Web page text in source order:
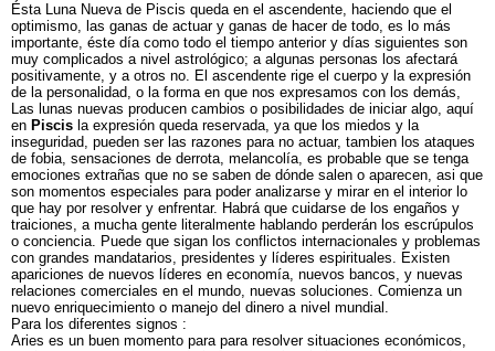
Ésta Luna Nueva de Piscis queda en el ascendente, haciendo que el
optimismo, las ganas de actuar y ganas de hacer de todo, es lo más
importante, éste día como todo el tiempo anterior y días siguientes son
muy complicados a nivel astrológico; a algunas personas los afectará
positivamente, y a otros no. El ascendente rige el cuerpo y la expresión
de la personalidad, o la forma en que nos expresamos con los demás,
Las lunas nuevas producen cambios o posibilidades de iniciar algo, aquí
en Piscis la expresión queda reservada, ya que los miedos y la
inseguridad, pueden ser las razones para no actuar, tambien los ataques
de fobia, sensaciones de derrota, melancolía, es probable que se tenga
emociones extrañas que no se saben de dónde salen o aparecen, asi que
son momentos especiales para poder analizarse y mirar en el interior lo
que hay por resolver y enfrentar. Habrá que cuidarse de los engaños y
traiciones, a mucha gente literalmente hablando perderán los escrúpulos
o conciencia. Puede que sigan los conflictos internacionales y problemas
con grandes mandatarios, presidentes y líderes espirituales. Existen
apariciones de nuevos líderes en economía, nuevos bancos, y nuevas
relaciones comerciales en el mundo, nuevas soluciones. Comienza un
nuevo enriquecimiento o manejo del dinero a nivel mundial.
Para los diferentes signos :
Aries es un buen momento para para resolver situaciones económicos,